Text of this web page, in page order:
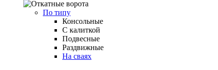
По типу
Консольные
С калиткой
Подвесные
Раздвижные
На сваях